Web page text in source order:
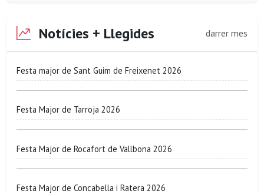
Notícies + Llegides darrer mes
Festa major de Sant Guim de Freixenet 2026
Festa Major de Tarroja 2026
Festa Major de Rocafort de Vallbona 2026
Festa Major de Concabella i Ratera 2026